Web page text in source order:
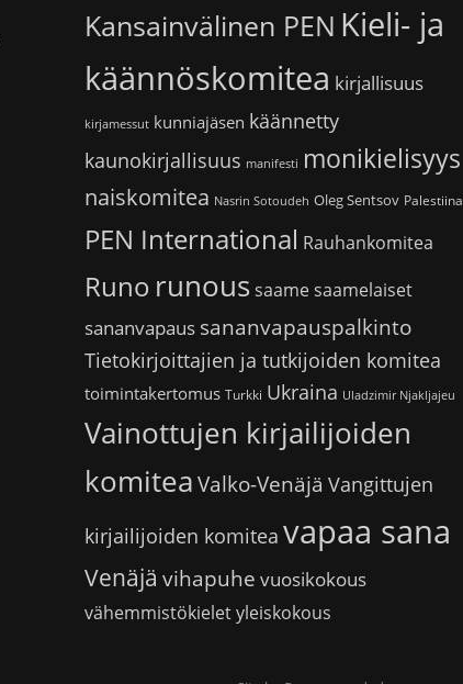
Kansainvälinen PEN Kieli- ja
käännöskomitea kirjallisuus
kirjamessut kunniajäsen käännetty
kaunokirjallisuus manifesti monikielisyys
naiskomitea Nasrin Sotoudeh Oleg Sentsov Palestiina
PEN International Rauhankomitea
Runo runoussaamesaamelaiset
sananvapaus sananvapauspalkinto
Tietokirjoittajien ja tutkijoiden komitea
toimintakertomus Turkki Ukraina Uladzimir Njakljajeu
Vainottujen kirjailijoiden
komitea Valko-Venäjä Vangittujen
kirjailijoiden komitea vapaa sana
Venäjä vihapuhe vuosikokous
vähemmistökieletyleiskokous